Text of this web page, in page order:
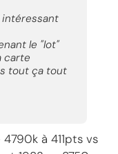
intéressant
le "lot"
carte
tout ça tout
4790k à 411pts vs